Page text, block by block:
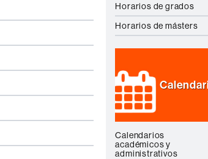
Horarios de grados
Horarios de másters
Calendarios
académicos y
administrativos